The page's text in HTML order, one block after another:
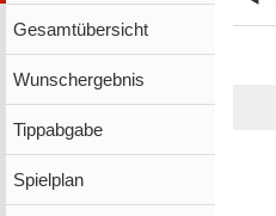
Gesamtübersicht
Wunschergebnis
Tippabgabe
Spielplan